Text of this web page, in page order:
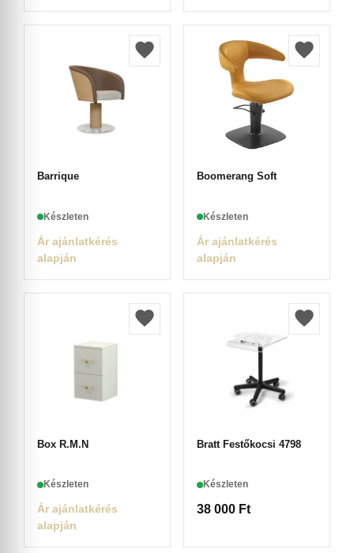
Barrique
Készleten
Ár ajánlatkérés
alapján
Boomerang Soft
Készleten
Ár ajánlatkérés
alapján
Box R.M.N
Készleten
Ár ajánlatkérés
alapján
Bratt Festőkocsi 4798
Készleten
38 000 Ft